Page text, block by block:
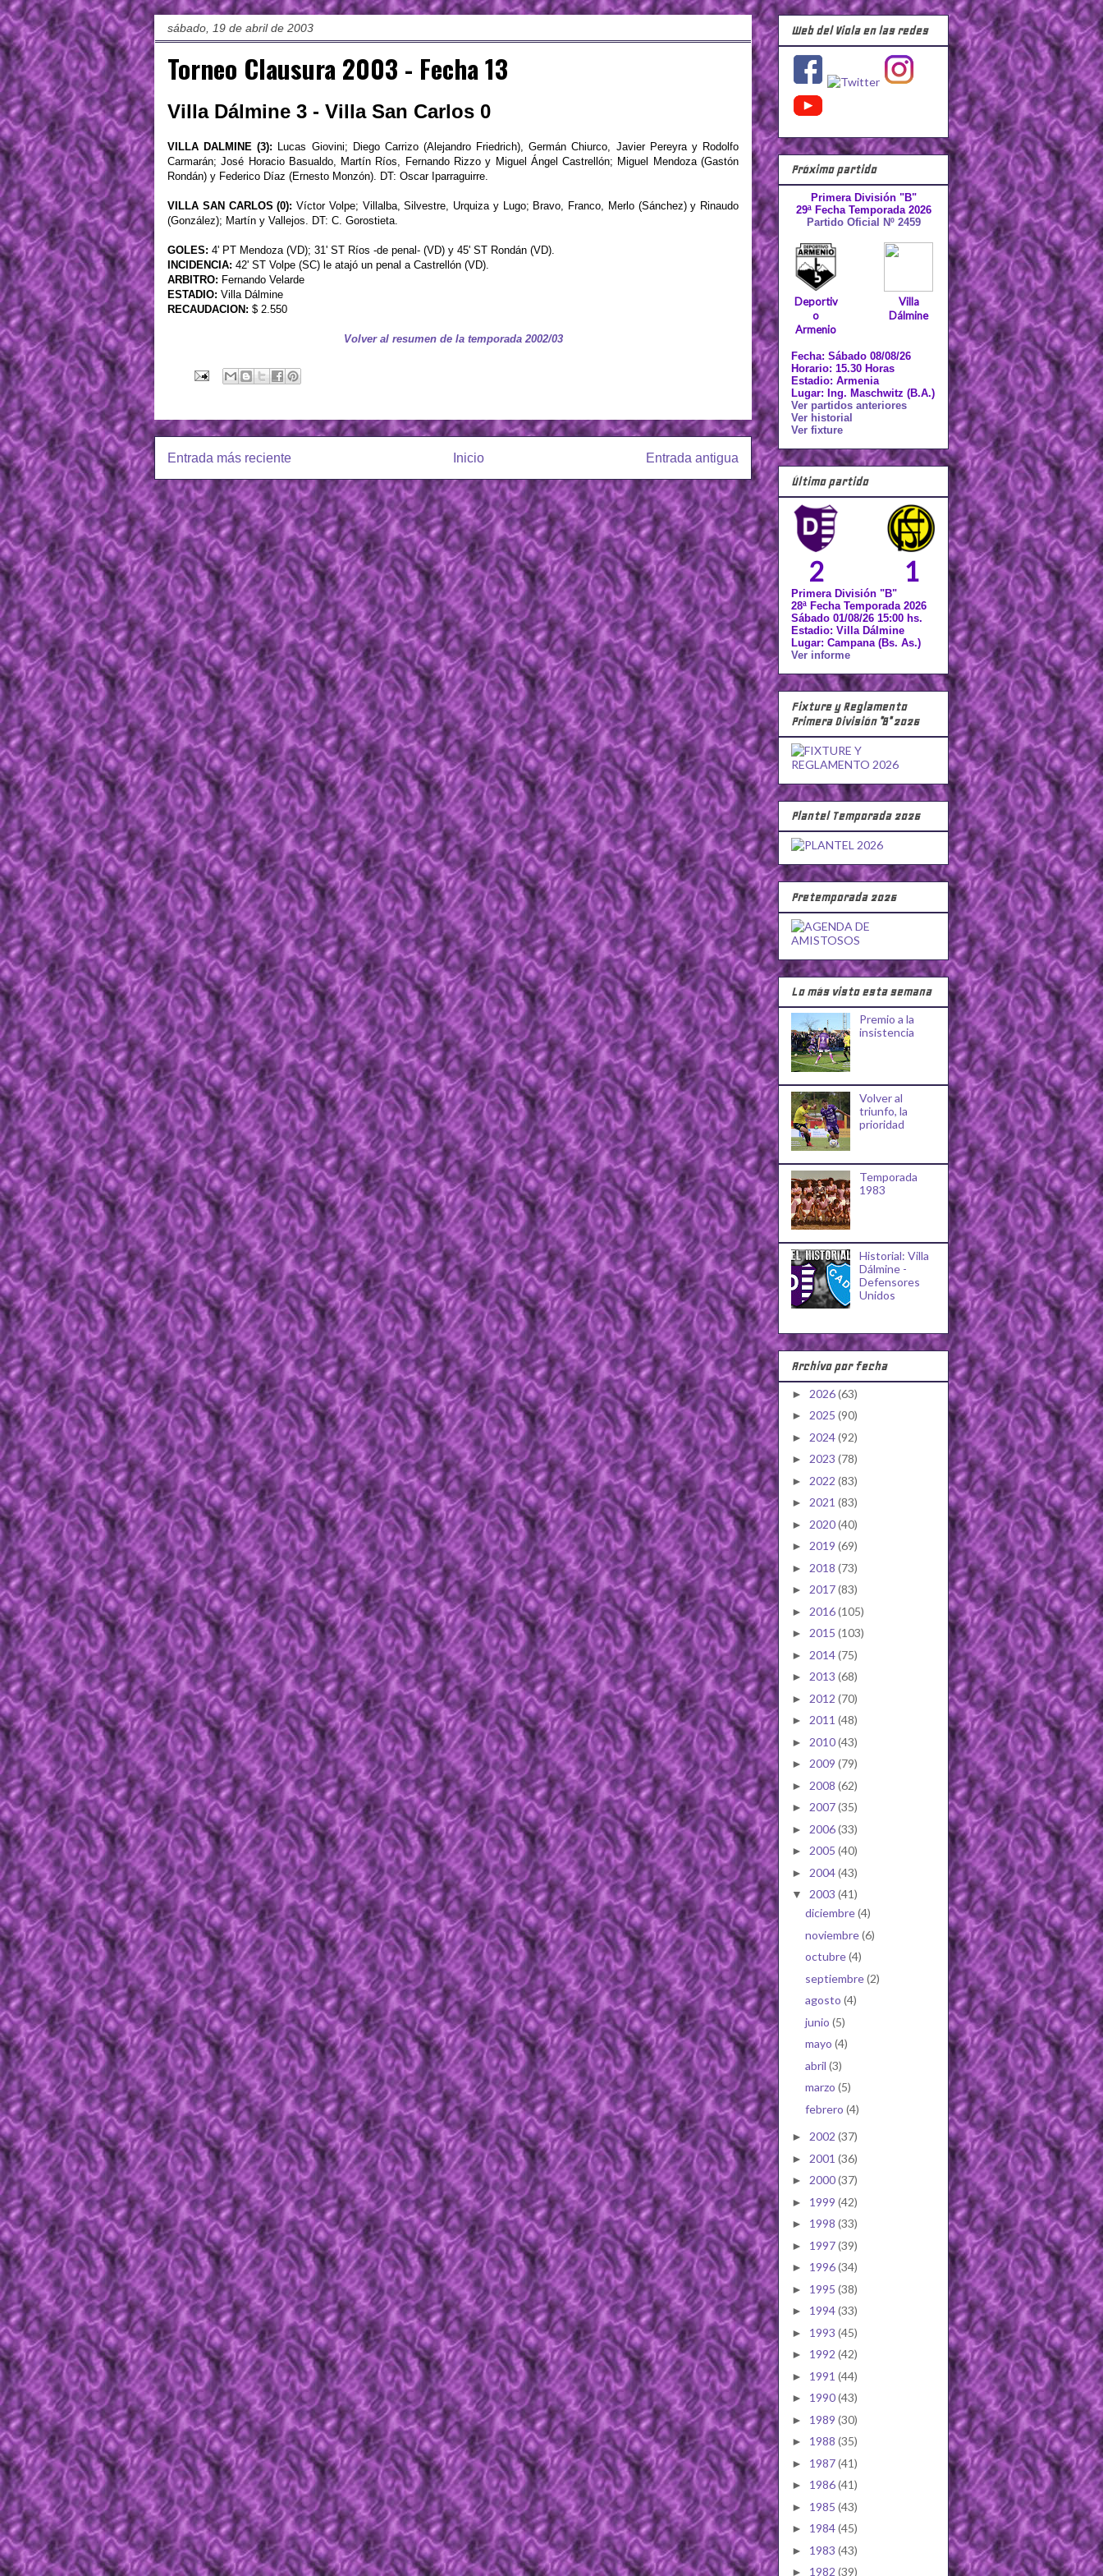
sábado, 19 de abril de 2003
Torneo Clausura 2003 - Fecha 13
Villa Dálmine 3 - Villa San Carlos 0
VILLA DALMINE (3): Lucas Giovini; Diego Carrizo (Alejandro Friedrich), Germán Chiurco, Javier Pereyra y Rodolfo
Carmarán; José Horacio Basualdo, Martín Ríos, Fernando Rizzo y Miguel Ángel Castrellón; Miguel Mendoza (Gastón
Rondán) y Federico Díaz (Ernesto Monzón). DT: Oscar Iparraguirre.
VILLA SAN CARLOS (0): Víctor Volpe; Villalba, Silvestre, Urquiza y Lugo; Bravo, Franco, Merlo (Sánchez) y Rinaudo
(González); Martín y Vallejos. DT: C. Gorostieta.
GOLES: 4' PT Mendoza (VD); 31' ST Ríos -de penal- (VD) y 45' ST Rondán (VD).
INCIDENCIA: 42' ST Volpe (SC) le atajó un penal a Castrellón (VD).
ARBITRO: Fernando Velarde
ESTADIO: Villa Dálmine
RECAUDACION: $ 2.550
Volver al resumen de la temporada 2002/03
Entrada más reciente Entrada antigua
Inicio
Web del Viola en las redes
Próximo partido
Primera División "B"
29ª Fecha Temporada 2026
Partido Oficial Nº 2459
Deportiv
o
Armenio
Villa
Dálmine
Fecha: Sábado 08/08/26
Horario: 15.30 Horas
Estadio: Armenia
Lugar: Ing. Maschwitz (B.A.)
Ver partidos anteriores
Ver historial
Ver fixture
Último partido
2 1
Primera División "B"
28ª Fecha Temporada 2026
Sábado 01/08/26 15:00 hs.
Estadio: Villa Dálmine
Lugar: Campana (Bs. As.)
Ver informe
Fixture y Reglamento
Primera División "B" 2026
Plantel Temporada 2026
Pretemporada 2026
Lo más visto esta semana
Premio a la
insistencia
Volver al
triunfo, la
prioridad
Temporada
1983
Historial: Villa
Dálmine -
Defensores
Unidos
Archivo por fecha
► 2026(63)
► 2025 (90)
► 2024(92)
► 2023 (78)
► 2022 (83)
► 2021 (83)
► 2020(40)
► 2019 (69)
► 2018 (73)
► 2017(83)
► 2016(105)
► 2015 (103)
► 2014(75)
► 2013 (68)
► 2012 (70)
► 2011 (48)
► 2010(43)
► 2009 (79)
► 2008 (62)
► 2007(35)
► 2006(33)
► 2005 (40)
► 2004(43)
▼ 2003 (41)
diciembre(4)
noviembre(6)
octubre(4)
septiembre(2)
agosto (4)
junio (5)
mayo (4)
abril (3)
marzo (5)
febrero (4)
► 2002 (37)
► 2001 (36)
► 2000(37)
► 1999 (42)
► 1998 (33)
► 1997(39)
► 1996(34)
► 1995 (38)
► 1994(33)
► 1993 (45)
► 1992 (42)
► 1991 (44)
► 1990(43)
► 1989 (30)
► 1988 (35)
► 1987(41)
► 1986(41)
► 1985 (43)
► 1984(45)
► 1983 (43)
► 1982 (39)